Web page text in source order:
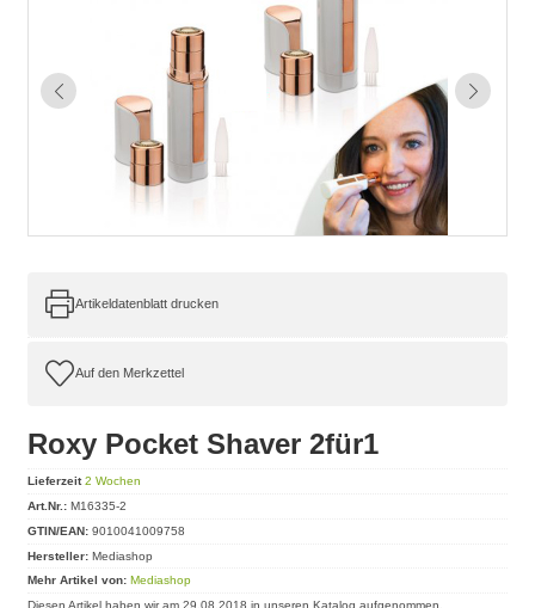
Artikeldatenblatt drucken
Roxy Pocket Shaver 2für1
Lieferzeit 2 Wochen
Art.Nr.: M16335-2
GTIN/EAN: 9010041009758
Hersteller: Mediashop
Mehr Artikel von: Mediashop
Diesen Artikel haben wir am 29.08.2018 in unseren Katalog aufgenommen.